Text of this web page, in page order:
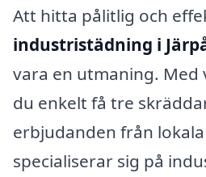
Att hitta pålitlig och
industristädning i
vara en utmaning.
du enkelt få tre
erbjudanden från
specialiserar sig på